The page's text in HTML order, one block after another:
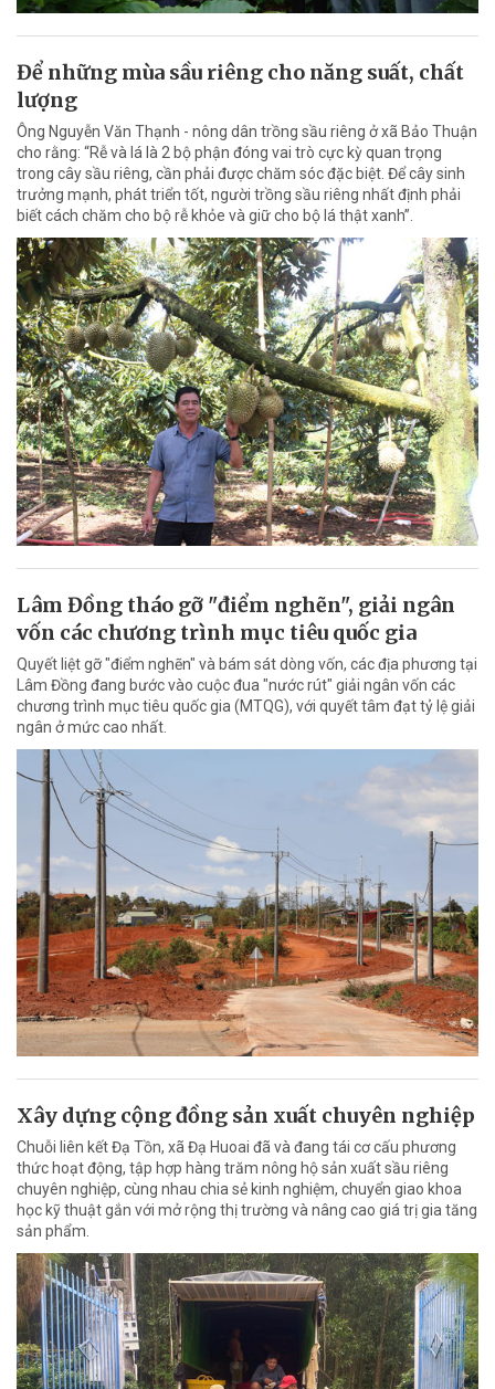
Để những mùa sầu riêng cho năng suất, chất
lượng
Ông Nguyễn Văn Thạnh - nông dân trồng sầu riêng ở xã Bảo Thuận
cho rằng: “Rễ và lá là 2 bộ phận đóng vai trò cực kỳ quan trọng
trong cây sầu riêng, cần phải được chăm sóc đặc biệt. Để cây sinh
trưởng mạnh, phát triển tốt, người trồng sầu riêng nhất định phải
biết cách chăm cho bộ rễ khỏe và giữ cho bộ lá thật xanh”.
Lâm Đồng tháo gỡ "điểm nghẽn", giải ngân
vốn các chương trình mục tiêu quốc gia
Quyết liệt gỡ "điểm nghẽn" và bám sát dòng vốn, các địa phương tại
Lâm Đồng đang bước vào cuộc đua "nước rút" giải ngân vốn các
chương trình mục tiêu quốc gia (MTQG), với quyết tâm đạt tỷ lệ giải
ngân ở mức cao nhất.
Xây dựng cộng đồng sản xuất chuyên nghiệp
Chuỗi liên kết Đạ Tồn, xã Đạ Huoai đã và đang tái cơ cấu phương
thức hoạt động, tập hợp hàng trăm nông hộ sản xuất sầu riêng
chuyên nghiệp, cùng nhau chia sẻ kinh nghiệm, chuyển giao khoa
học kỹ thuật gắn với mở rộng thị trường và nâng cao giá trị gia tăng
sản phẩm.